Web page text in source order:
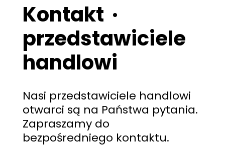
Kontakt ·
przedstawiciele
handlowi
Nasi przedstawiciele handlowi
otwarci są na Państwa pytania.
Zapraszamy do
bezpośredniego kontaktu.